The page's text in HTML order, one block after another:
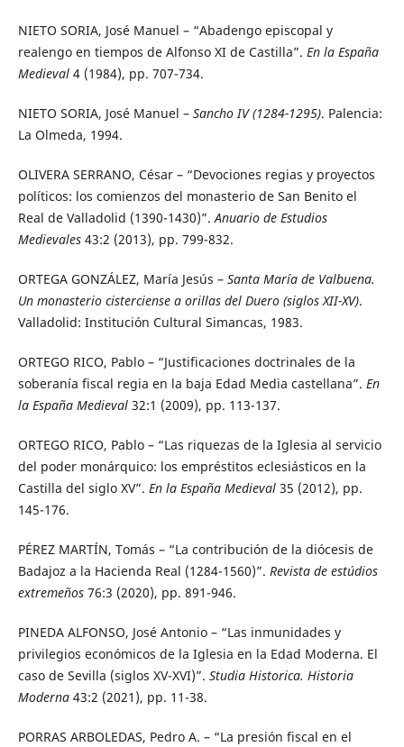
NIETO SORIA, José Manuel – “Abadengo episcopal y
realengo en tiempos de Alfonso XI de Castilla”. En la España
Medieval4 (1984), pp. 707-734.
NIETO SORIA, José Manuel – Sancho IV (1284-1295). Palencia:
La Olmeda, 1994.
OLIVERA SERRANO, César – “Devociones regias y proyectos
políticos: los comienzos del monasterio de San Benito el
Real de Valladolid (1390-1430)”. Anuario de Estudios
Medievales43:2 (2013), pp. 799-832.
ORTEGA GONZÁLEZ, María Jesús – Santa María de Valbuena.
Un monasterio cisterciense a orillas del Duero (siglos XII-XV).
Valladolid: Institución Cultural Simancas, 1983.
ORTEGO RICO, Pablo – “Justificaciones doctrinales de la
soberanía fiscal regia en la baja Edad Media castellana”. En
la España Medieval 32:1 (2009), pp. 113-137.
ORTEGO RICO, Pablo – “Las riquezas de la Iglesia al servicio
del poder monárquico: los empréstitos eclesiásticos en la
Castilla del siglo XV”. En la España Medieval35 (2012), pp.
145-176.
PÉREZ MARTÍN, Tomás – “La contribución de la diócesis de
Badajoz a la Hacienda Real (1284-1560)”. Revista de estúdios
extremeños76:3 (2020), pp. 891-946.
PINEDA ALFONSO, José Antonio – “Las inmunidades y
privilegios económicos de la Iglesia en la Edad Moderna. El
caso de Sevilla (siglos XV-XVI)”. Studia Historica. Historia
Moderna43:2 (2021), pp. 11-38.
PORRAS ARBOLEDAS, Pedro A. – “La presión fiscal en el